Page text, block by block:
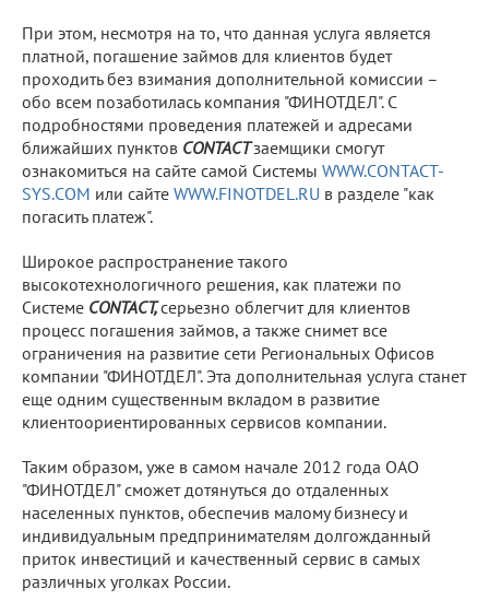
При этом, несмотря на то, что данная услуга является
платной, погашение займов для клиентов будет
проходить без взимания дополнительной комиссии –
обо всем позаботилась компания "ФИНОТДЕЛ". С
подробностями проведения платежей и адресами
ближайших пунктов CONTACTзаемщики смогут
ознакомиться на сайте самой Системы WWW.CONTACT-
SYS.COM или сайте WWW.FINOTDEL.RU в разделе "как
погасить платеж".
Широкое распространение такого
высокотехнологичного решения, как платежи по
Системе CONTACT,серьезно облегчит для клиентов
процесс погашения займов, а также снимет все
ограничения на развитие сети Региональных Офисов
компании "ФИНОТДЕЛ". Эта дополнительная услуга станет
еще одним существенным вкладом в развитие
клиентоориентированных сервисов компании.
Таким образом, уже в самом начале 2012 года ОАО
"ФИНОТДЕЛ" сможет дотянуться до отдаленных
населенных пунктов, обеспечив малому бизнесу и
индивидуальным предпринимателям долгожданный
приток инвестиций и качественный сервис в самых
различных уголках России.